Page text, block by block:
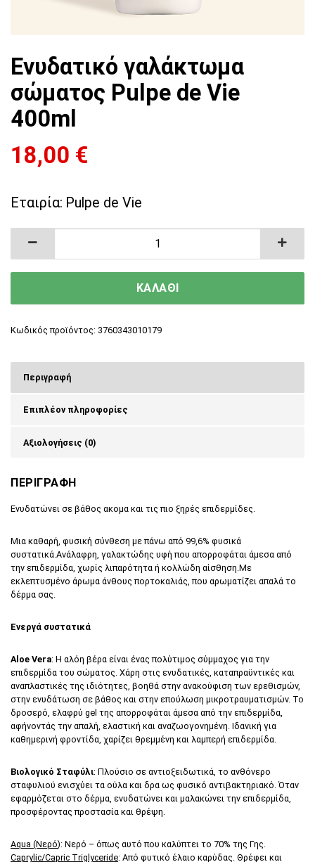
Ενυδατικό γαλάκτωμα
σώματος Pulpe de Vie
400ml
18,00 €
Εταιρία: Pulpe de Vie
Ενυδατικό γαλάκτωμα σώματος Pulpe de Vie
ΚΑΛΑΘΙ
Κωδικός προϊόντος: 3760343010179
Περιγραφή
Επιπλέον πληροφορίες
Αξιολογήσεις (0)
ΠΕΡΙΓΡΑΦΗ
Ενυδατώνει σε βάθος ακομα και τις πιο ξηρές επιδερμίδες.
Μια καθαρή, φυσική σύνθεση με πάνω από 99,6% φυσικά
συστατικά.Ανάλαφρη, γαλακτώδης υφή που απορροφάται άμεσα από
την επιδερμίδα, χωρίς λιπαρότητα ή κολλώδη αίσθηση.Με
εκλεπτυσμένο άρωμα άνθους πορτοκαλιάς, που αρωματίζει απαλά το
δέρμα σας.
Ενεργά συστατικά
Aloe Vera: Η αλόη βέρα είναι ένας πολύτιμος σύμμαχος για την
επιδερμίδα του σώματος. Χάρη στις ενυδατικές, καταπραϋντικές και
αναπλαστικές της ιδιότητες, βοηθά στην ανακούφιση των ερεθισμών,
στην ενυδάτωση σε βάθος και στην επούλωση μικροτραυματισμών. Το
δροσερό, ελαφρύ gel της απορροφάται άμεσα από την επιδερμίδα,
αφήνοντάς την απαλή, ελαστική και αναζωογονημένη. Ιδανική για
καθημερινή φροντίδα, χαρίζει θρεμμένη και λαμπερή επιδερμίδα.
Βιολογικό Σταφύλι: Πλούσιο σε αντιοξειδωτικά, το ανθόνερο
σταφυλιού ενισχύει τα ούλα και δρα ως φυσικό αντιβακτηριακό. Όταν
εφαρμόζεται στο δέρμα, ενυδατώνει και μαλακώνει την επιδερμίδα,
προσφέροντας προστασία και θρέψη.
Aqua (Νερό): Νερό – όπως αυτό που καλύπτει το 70% της Γης.
Caprylic/Capric Triglyceride: Από φυτικό έλαιο καρύδας. Θρέφει και